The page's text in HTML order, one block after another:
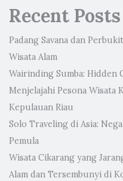
Recent Posts
Padang Savana dan
Wisata Alam
Wairinding Sumba: Hidden
Menjelajahi Pesona Wisata
Kepulauan Riau
Solo Traveling di Asia:
Pemula
Wisata Cikarang yang
Alam dan Tersembunyi di